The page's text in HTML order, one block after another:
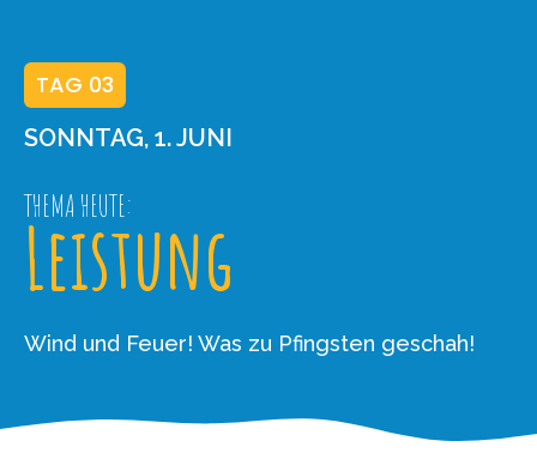
TAG 03
SONNTAG, 1. JUNI
THEMA HEUTE:
Leistung
Wind und Feuer! Was zu Pfingsten geschah!